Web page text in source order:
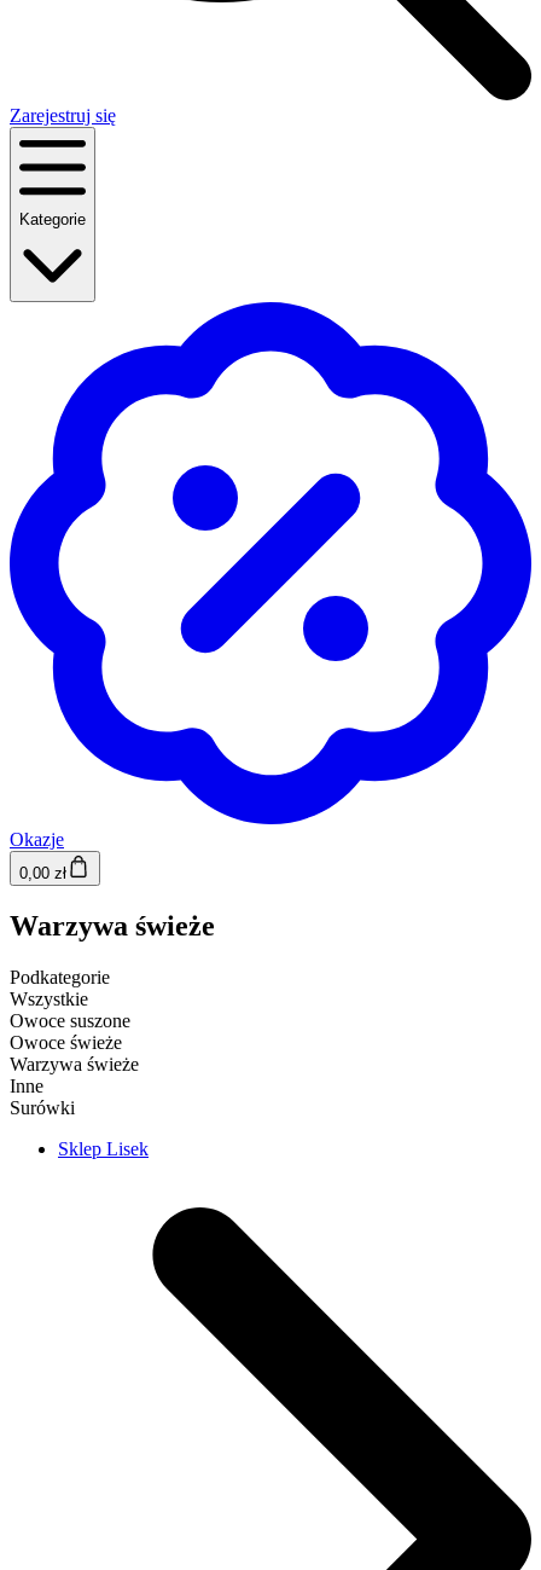
Zarejestruj się
Kategorie
Okazje
0,00 zł
Warzywa świeże
Podkategorie
Wszystkie
Owoce suszone
Owoce świeże
Warzywa świeże
Inne
Surówki
Sklep Lisek